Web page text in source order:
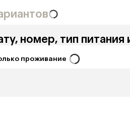
номер, тип питания
проживание